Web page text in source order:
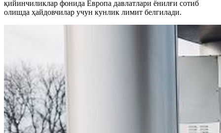
қийинчиликлар фонида Европа давлатлари ёнилғи сотиб
олишда ҳайдовчилар учун кунлик лимит белгилади.